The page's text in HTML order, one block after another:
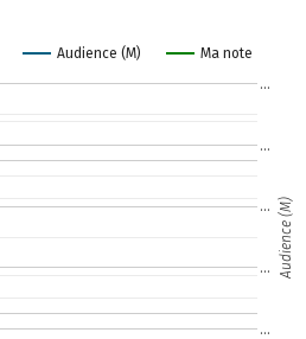
Audience (M) Ma note
…
…
…
…
…
Audience (M)